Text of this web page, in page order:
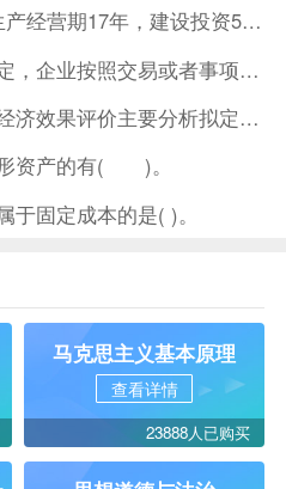
某建设项目建设期3年，生产经营期17年，建设投资5500万元
我国《企业会计准则》规定，企业按照交易或者事项的经济特征确定
对于非经营性技术方案，经济效果评价主要分析拟定方案的( )。
形资产的有( )。
固定成本的是( )。
马克思主义基本原理
查看详情
23888人已购买